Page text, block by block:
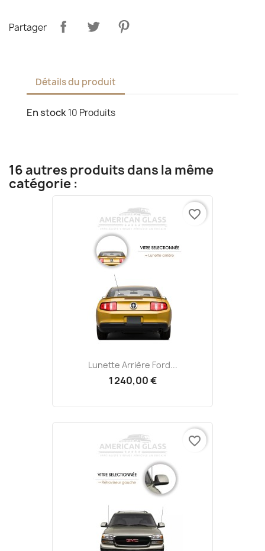
Partager
Détails du produit
En stock10 Produits
16 autres produits dans la même
catégorie :
Lunette Arrière Ford...
1 240,00 €
favorite_border
favorite_border